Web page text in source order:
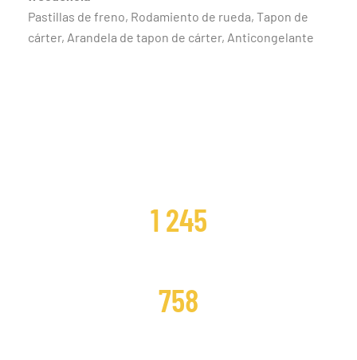
Pastillas de freno, Rodamiento de rueda, Tapon de
cárter, Arandela de tapon de cárter, Anticongelante
1 245
758